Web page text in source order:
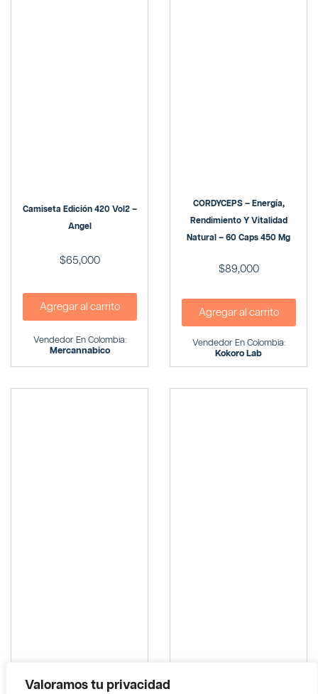
Valoramos tu privacidad
Camiseta Edición 420 Vol2 –
Angel
$65,000
Agregar al carrito
Vendedor En Colombia:
Mercannabico
CORDYCEPS – Energía,
Rendimiento Y Vitalidad
Natural – 60 Caps 450 Mg
$89,000
Agregar al carrito
Vendedor En Colombia:
Kokoro Lab